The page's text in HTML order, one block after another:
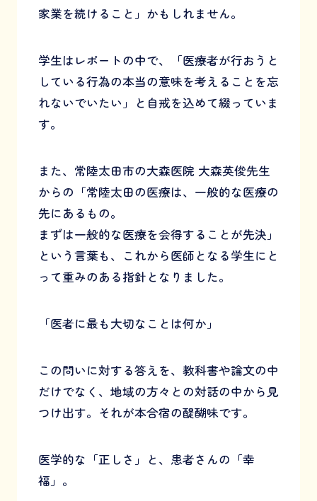
家業を続けること」かもしれません。
学生はレポートの中で、「医療者が行おうと
している行為の本当の意味を考えることを忘
れないでいたい」と自戒を込めて綴っていま
す。
また、常陸太田市の大森医院 大森英俊先生
からの「常陸太田の医療は、一般的な医療の
先にあるもの。
まずは一般的な医療を会得することが先決」
という言葉も、これから医師となる学生にと
って重みのある指針となりました。
「医者に最も大切なことは何か」
この問いに対する答えを、教科書や論文の中
だけでなく、地域の方々との対話の中から見
つけ出す。それが本合宿の醍醐味です。
医学的な「正しさ」と、患者さんの「幸
福」。